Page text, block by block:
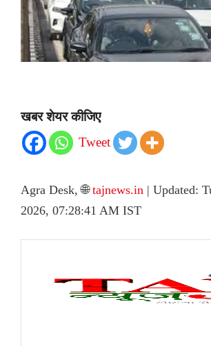
खबर शेयर कीजिए
Tweet
Agra Desk, 🌐tajnews.in | Updated:
2026, 07:28:41 AM IST